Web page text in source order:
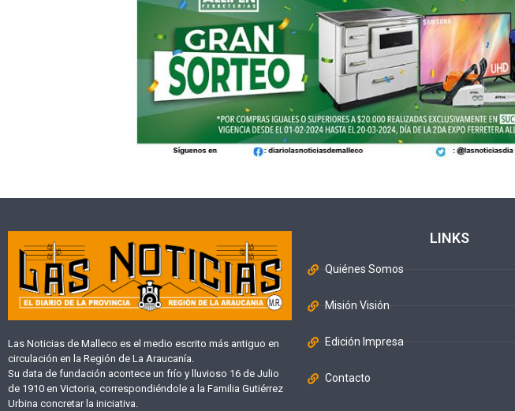
Las Noticias de Malleco es el medio escrito más antiguo en
circulación en la Región de La Araucanía.
Su data de fundación acontece un frío y lluvioso 16 de Julio
de 1910 en Victoria, correspondiéndole a la Familia Gutiérrez
Urbina concretar la iniciativa.
LINKS
Quiénes Somos
Misión Visión
Edición Impresa
Contacto